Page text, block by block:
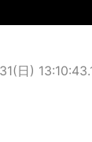
日)